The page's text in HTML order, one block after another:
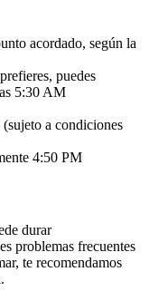
acordado, según la
puedes
5:30 AM
a condiciones
4:50 PM
durar
problemas frecuentes
te recomendamos